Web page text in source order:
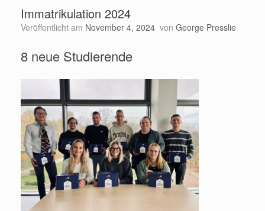
Immatrikulation 2024
Veröffentlicht am November 4, 2024 von George Presslie
8 neue Studierende